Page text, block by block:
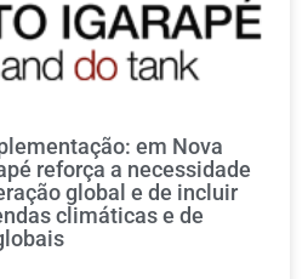
em Nova
reforça a necessidade
global e de incluir
climáticas e de